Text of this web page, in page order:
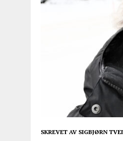
SKREVET AV SIGBJØRN